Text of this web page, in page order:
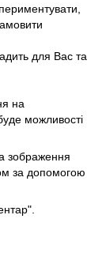
для Вас та
на
можливості
зображення
за допомогою